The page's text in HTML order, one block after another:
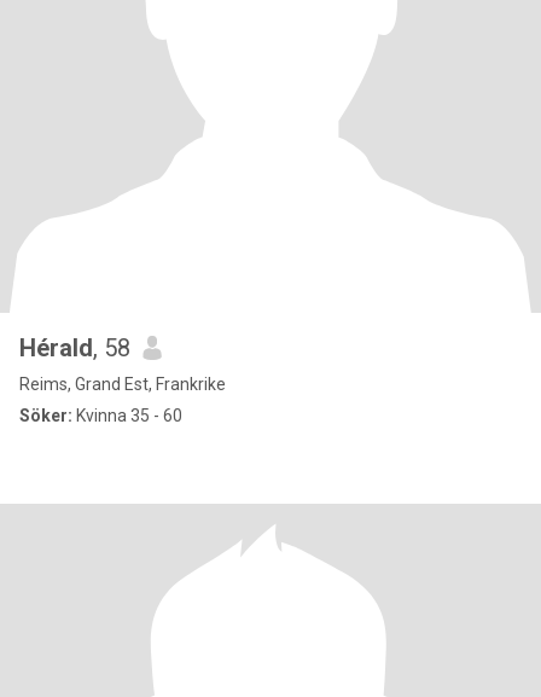
Hérald, 58
Reims, Grand Est, Frankrike
Söker: Kvinna 35 - 60